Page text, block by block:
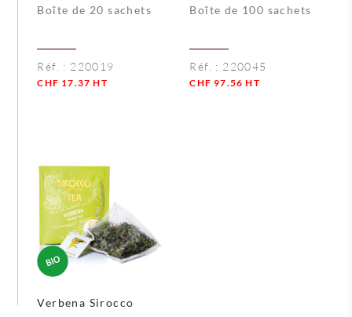
Boîte de 20 sachets
Réf. : 220019
CHF 17.37 HT
Boîte de 100 sachets
Réf. : 220045
CHF 97.56 HT
Verbena Sirocco